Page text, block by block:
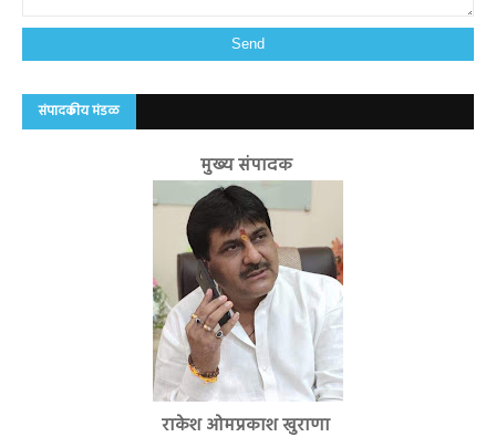
संपादकीय मंडळ
मुख्य संपादक
राकेश ओमप्रकाश खुराणा